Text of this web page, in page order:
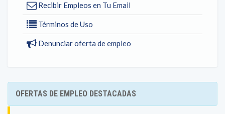
Recibir Empleos en Tu Email
Términos de Uso
Denunciar oferta de empleo
OFERTAS DE EMPLEO DESTACADAS